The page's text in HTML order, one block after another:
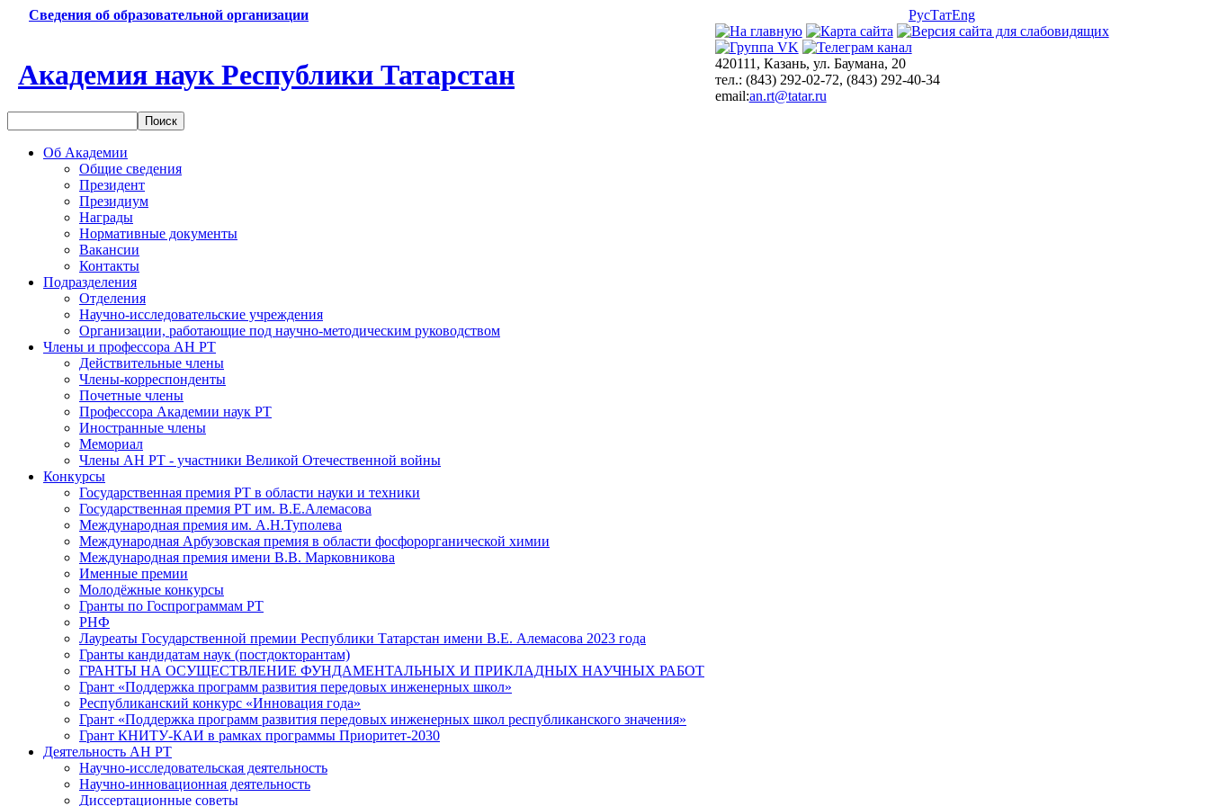
Сведения об образовательной организации РусТатEng
Академия наук Республики Татарстан
420111, Казань, ул. Баумана, 20
тел.: (843) 292-02-72, (843) 292-40-34
email:an.rt@tatar.ru
Об Академии
Общие сведения
Президент
Президиум
Награды
Нормативные документы
Вакансии
Контакты
Подразделения
Отделения
Научно-исследовательские учреждения
Организации, работающие под научно-методическим руководством
Члены и профессора АН РТ
Действительные члены
Члены-корреспонденты
Почетные члены
Профессора Академии наук РТ
Иностранные члены
Мемориал
Члены АН РТ - участники Великой Отечественной войны
Конкурсы
Государственная премия РТ в области науки и техники
Государственная премия РТ им. В.Е.Алемасова
Международная премия им. А.Н.Туполева
Международная Арбузовская премия в области фосфорорганической химии
Международная премия имени В.В. Марковникова
Именные премии
Молодёжные конкурсы
Гранты по Госпрограммам РТ
РНФ
Лауреаты Государственной премии Республики Татарстан имени В.Е. Алемасова 2023 года
Гранты кандидатам наук (постдокторантам)
ГРАНТЫ НА ОСУЩЕСТВЛЕНИЕ ФУНДАМЕНТАЛЬНЫХ И ПРИКЛАДНЫХ НАУЧНЫХ РАБОТ
Грант «Поддержка программ развития передовых инженерных школ»
Республиканский конкурс «Инновация года»
Грант «Поддержка программ развития передовых инженерных школ республиканского значения»
Грант КНИТУ-КАИ в рамках программы Приоритет-2030
Деятельность АН РТ
Научно-исследовательская деятельность
Научно-инновационная деятельность
Диссертационные советы